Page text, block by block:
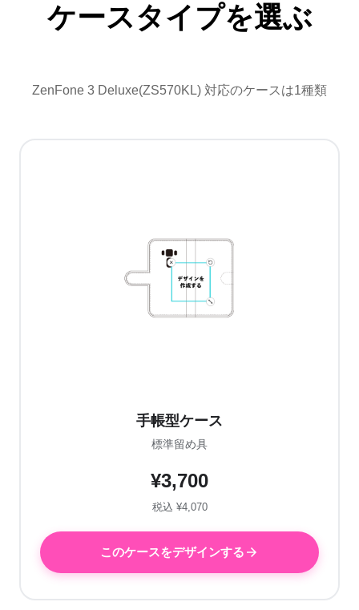
ケースタイプを選ぶ
ZenFone 3 Deluxe(ZS570KL) 対応のケースは1種類
手帳型ケース
標準留め具
¥3,700
税込 ¥4,070
このケースをデザインする